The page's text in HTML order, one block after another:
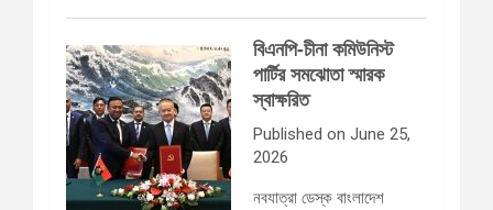
বিএনপি-চীনা কমিউনিস্ট
পার্টির সমঝোতা স্মারক
স্বাক্ষরিত
Published on June 25,
2026
নবযাত্রা ডেস্ক বাংলাদেশ